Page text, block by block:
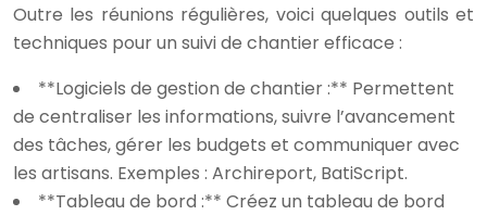
Outre les réunions régulières, voici quelques outils et
techniques pour un suivi de chantier efficace :
**Logiciels de gestion de chantier :** Permettent
de centraliser les informations, suivre l’avancement
des tâches, gérer les budgets et communiquer avec
les artisans. Exemples : Archireport, BatiScript.
**Tableau de bord :** Créez un tableau de bord